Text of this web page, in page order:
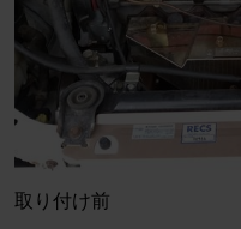
取り付け前